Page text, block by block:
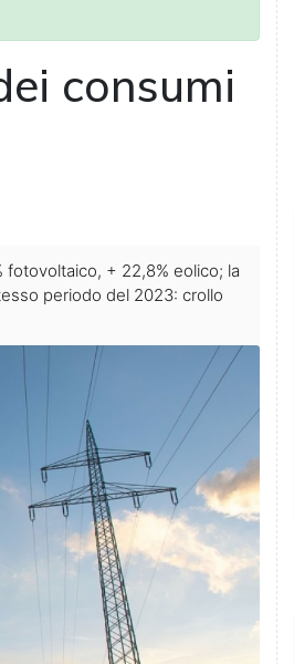
consumi
+ 22,8% eolico; la
periodo del 2023: crollo